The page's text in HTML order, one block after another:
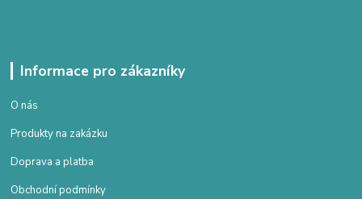
Informace pro zákazníky
O nás
Produkty na zakázku
Doprava a platba
Obchodní podmínky